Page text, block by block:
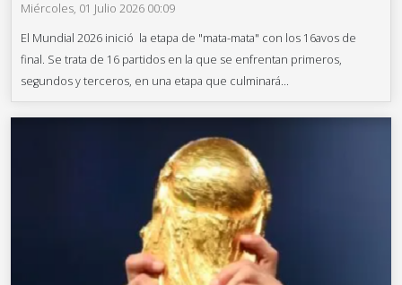
Miércoles, 01 Julio 2026 00:09
El Mundial 2026 inició la etapa de "mata-mata" con los 16avos de
final. Se trata de 16 partidos en la que se enfrentan primeros,
segundos y terceros, en una etapa que culminará...